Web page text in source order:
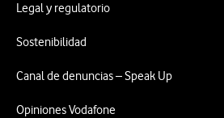
Legal y regulatorio
Sostenibilidad
Canal de denuncias – Speak Up
Opiniones Vodafone